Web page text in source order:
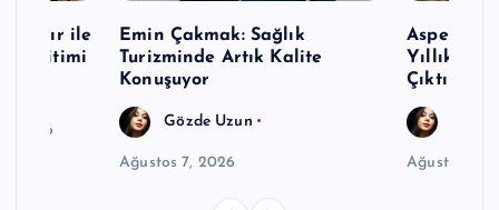
Nazır ile
Eğitimi
2026
Emin Çakmak: Sağlık
Turizminde Artık Kalite
Konuşuyor
Gözde Uzun
Ağustos 7, 2026
Yıllık
Çıktı
Ağustos 7,